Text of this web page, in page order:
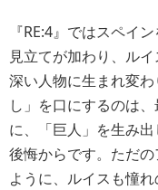
『RE:4』ではスペイ
見立てが加わり、ル
深い人物に生まれ変
し」を口にするのは
に、「巨人」を生み
後悔からです。ただ
ように、ルイスも憧